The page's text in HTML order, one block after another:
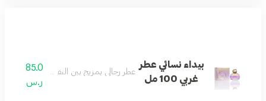
بيداء نسائي عطر
غربي 100 مل
عطر رجالي بمزيج بين النفحات الغربية
85.0
ر.س